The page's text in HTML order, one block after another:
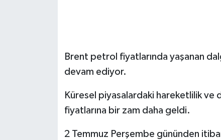
Brent petrol fiyatlarında yaşanan
devam ediyor.
Küresel piyasalardaki hareketlilik ve
fiyatlarına bir zam daha geldi.
2 Temmuz Perşembe gününden